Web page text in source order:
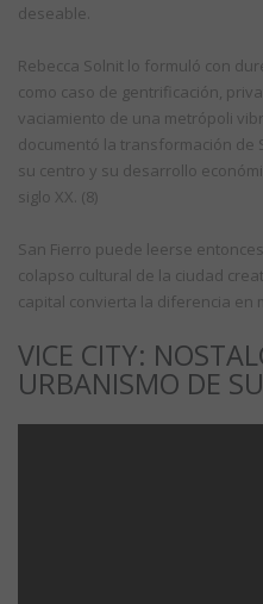
deseable.
Rebecca Solnit lo formuló con
como caso de gentrificación,
vaciamiento de una metrópoli
documentó la transformación de
su centro y su desarrollo
siglo XX. (8)
San Fierro puede leerse
colapso cultural de la ciudad
capital convierta la diferencia en
VICE CITY:
URBANISMO DE